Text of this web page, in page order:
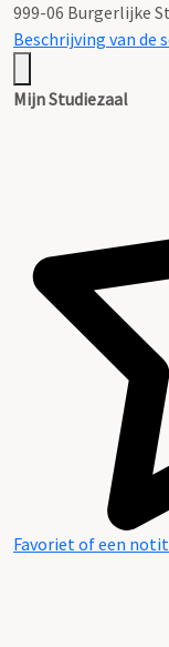
999-06 Burgerlijke
Beschrijving van de
Mijn Studiezaal
Favoriet of een